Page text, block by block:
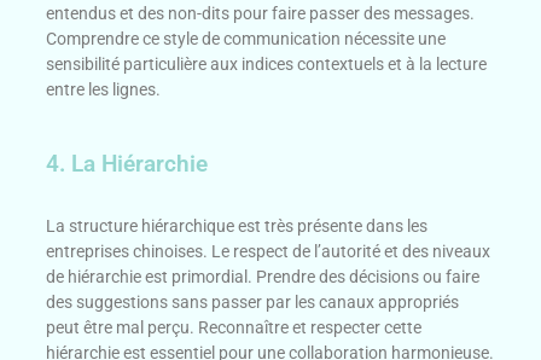
entendus et des non-dits pour faire passer des messages.
Comprendre ce style de communication nécessite une
sensibilité particulière aux indices contextuels et à la lecture
entre les lignes.
4. La Hiérarchie
La structure hiérarchique est très présente dans les
entreprises chinoises. Le respect de l’autorité et des niveaux
de hiérarchie est primordial. Prendre des décisions ou faire
des suggestions sans passer par les canaux appropriés
peut être mal perçu. Reconnaître et respecter cette
hiérarchie est essentiel pour une collaboration harmonieuse.